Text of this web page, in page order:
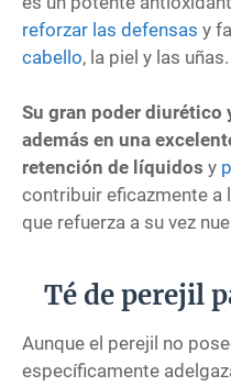
reforzar las defensas y
cabello, la piel y las uñas.
Su gran poder
además en una
retención de líquidos y
contribuir eficazmente a
que refuerza a su vez
Té de perejil
Aunque el perejil no
específicamente